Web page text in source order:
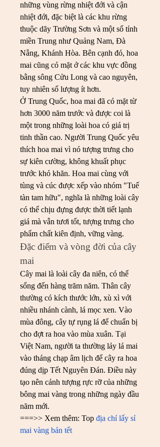
những vùng rừng nhiệt đới và cận
nhiệt đới, đặc biệt là các khu rừng
thuộc dãy Trường Sơn và một số tỉnh
miền Trung như Quảng Nam, Đà
Nẵng, Khánh Hòa. Bên cạnh đó, hoa
mai cũng có mặt ở các khu vực đồng
bằng sông Cửu Long và cao nguyên,
tuy nhiên số lượng ít hơn.
Ở Trung Quốc, hoa mai đã có mặt từ
hơn 3000 năm trước và được coi là
một trong những loài hoa có giá trị
tinh thần cao. Người Trung Quốc yêu
thích hoa mai vì nó tượng trưng cho
sự kiên cường, không khuất phục
trước khó khăn. Hoa mai cùng với
tùng và cúc được xếp vào nhóm "Tuế
tàn tam hữu", nghĩa là những loài cây
có thể chịu đựng được thời tiết lạnh
giá mà vẫn tươi tốt, tượng trưng cho
phẩm chất kiên định, vững vàng.
Đặc điểm và vòng đời của cây
mai
Cây mai là loài cây đa niên, có thể
sống đến hàng trăm năm. Thân cây
thường có kích thước lớn, xù xì với
nhiều nhánh cành, lá mọc xen. Vào
mùa đông, cây tự rụng lá để chuẩn bị
cho đợt ra hoa vào mùa xuân. Tại
Việt Nam, người ta thường lảy lá mai
vào tháng chạp âm lịch để cây ra hoa
đúng dịp Tết Nguyên Đán. Điều này
tạo nên cảnh tượng rực rỡ của những
bông mai vàng trong những ngày đầu
năm mới.
===>> Xem thêm: Top địa chỉ lấy sỉ
mai vàng bán tết